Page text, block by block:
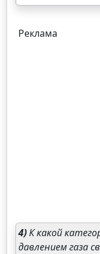
Реклама
4)К какой
давлением газа